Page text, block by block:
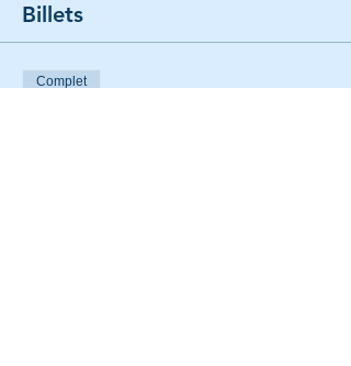
Billets
Complet